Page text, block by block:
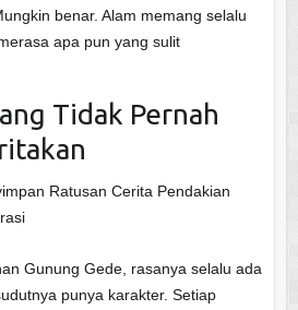
benar. Alam memang selalu
apa pun yang sulit
Tidak Pernah
Gunung Gede, rasanya selalu ada
punya karakter. Setiap